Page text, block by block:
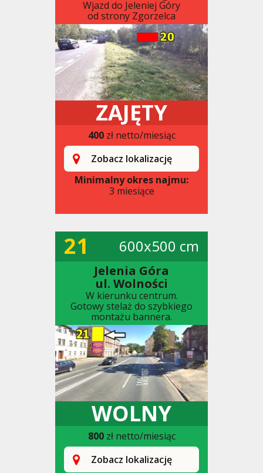
Wjazd do Jeleniej Góry
od strony Zgorzelca
ZAJĘTY
400zł netto/miesiąc
Zobacz lokalizację
Minimalny okres najmu:
3 miesiące
21 600x500 cm
Jelenia Góra
ul. Wolności
W kierunku centrum.
Gotowy stelaż do szybkiego
montażu bannera.
WOLNY
800zł netto/miesiąc
Zobacz lokalizację